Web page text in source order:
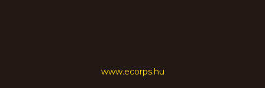
www.ecorps.hu